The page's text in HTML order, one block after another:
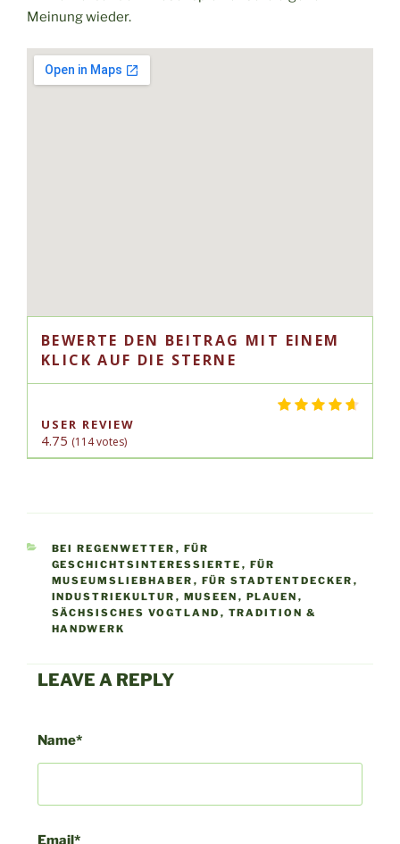
Meinung wieder.
BEWERTE DEN BEITRAG MIT EINEM
KLICK AUF DIE STERNE
USER REVIEW
4.75 (114votes)
KATEGORIEN
BEI REGENWETTER , FÜR
GESCHICHTSINTERESSIERTE , FÜR
MUSEUMSLIEBHABER , FÜR STADTENTDECKER ,
INDUSTRIEKULTUR , MUSEEN , PLAUEN ,
SÄCHSISCHES VOGTLAND , TRADITION &
HANDWERK
LEAVE A REPLY
Name*
Email*